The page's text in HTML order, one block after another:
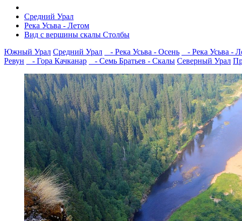
Средний Урал
Река Усьва - Летом
Вид с вершины скалы Столбы
Южный Урал Средний Урал - Река Усьва - Осень - Река Усьва -
Ревун
- Гора Качканар - Семь Братьев - Скалы Северный Урал